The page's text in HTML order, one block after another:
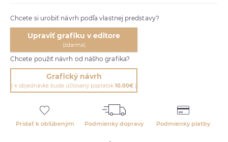
Chcete si urobiť návrh podľa vlastnej predstavy?
Upraviť grafiku v editore
(zdarma)
Chcete použiť návrh od nášho grafika?
Grafický návrh
( k objednávke bude účtovaný poplatok 10.00€ )
Pridať k obľúbeným Podmienky dopravy Podmienky platby